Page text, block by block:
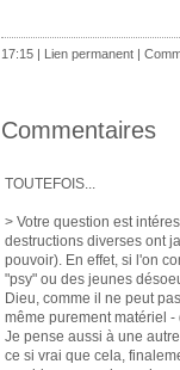
17:15 | Lien permanent |
Commentaires
TOUTEFOIS...
> Votre question est
destructions diverses ont
pouvoir). En effet, si l'on
"psy" ou des jeunes
Dieu, comme il ne peut
même purement matériel -
Je pense aussi à une
ce si vrai que cela,